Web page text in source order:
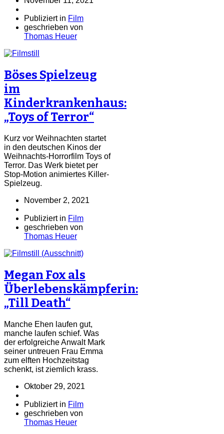
Publiziert in Film
geschrieben von
Thomas Heuer
Böses Spielzeug
im
Kinderkrankenhaus:
„Toys of Terror“
Kurz vor Weihnachten startet
in den deutschen Kinos der
Weihnachts-Horrorfilm Toys of
Terror. Das Werk bietet per
Stop-Motion animiertes Killer-
Spielzeug.
November 2, 2021
Publiziert in Film
geschrieben von
Thomas Heuer
Megan Fox als
Überlebenskämpferin:
„Till Death“
Manche Ehen laufen gut,
manche laufen schief. Was
der erfolgreiche Anwalt Mark
seiner untreuen Frau Emma
zum elften Hochzeitstag
schenkt, ist ziemlich krass.
Oktober 29, 2021
Publiziert in Film
geschrieben von
Thomas Heuer